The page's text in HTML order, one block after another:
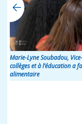
Marie-Lyne Soubadou,
collèges et à l’éducation a
alimentaire